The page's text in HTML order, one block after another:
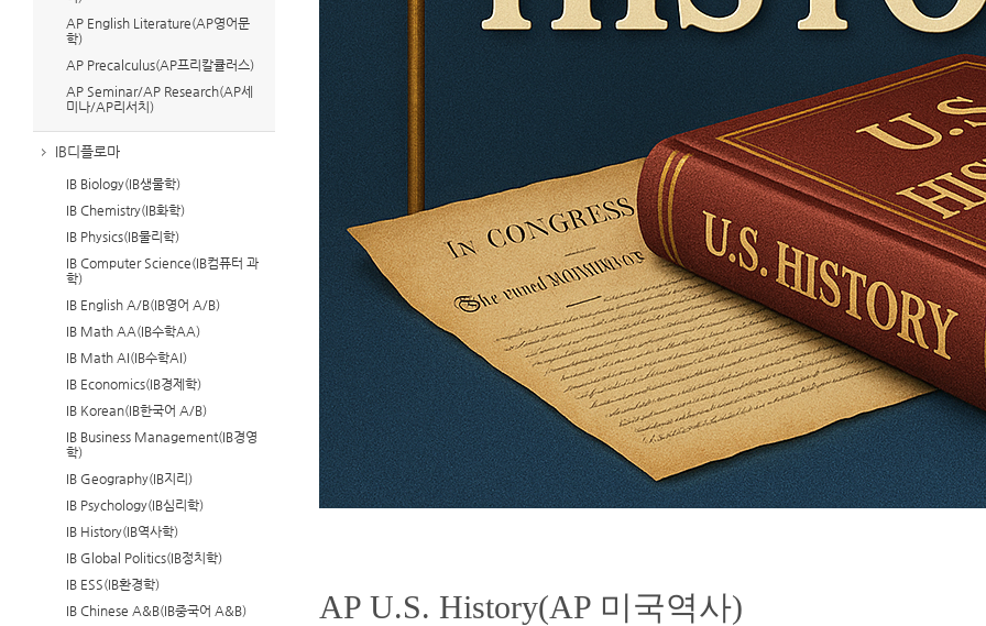
AP English Literature(AP영어문
학)
AP Precalculus(AP프리칼큘러스)
AP Seminar/AP Research(AP세
미나/AP리서치)
IB디플로마
IB Biology(IB생물학)
IB Chemistry(IB화학)
IB Physics(IB물리학)
IB Computer Science(IB컴퓨터 과
학)
IB English A/B(IB영어 A/B)
IB Math AA(IB수학AA)
IB Math AI(IB수학AI)
IB Economics(IB경제학)
IB Korean(IB한국어 A/B)
IB Business Management(IB경영
학)
IB Geography(IB지리)
IB Psychology(IB심리학)
IB History(IB역사학)
IB Global Politics(IB정치학)
IB ESS(IB환경학)
IB Chinese A&B(IB중국어 A&B)
AP U.S. History(AP 미국역사)